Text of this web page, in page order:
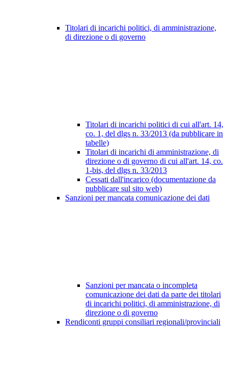
Titolari di incarichi politici, di amministrazione,
di direzione o di governo
Titolari di incarichi politici di cui all'art. 14,
co. 1, del dlgs n. 33/2013 (da pubblicare in
tabelle)
Titolari di incarichi di amministrazione, di
direzione o di governo di cui all'art. 14, co.
1-bis, del dlgs n. 33/2013
Cessati dall'incarico (documentazione da
pubblicare sul sito web)
Sanzioni per mancata comunicazione dei dati
Sanzioni per mancata o incompleta
comunicazione dei dati da parte dei titolari
di incarichi politici, di amministrazione, di
direzione o di governo
Rendiconti gruppi consiliari regionali/provinciali